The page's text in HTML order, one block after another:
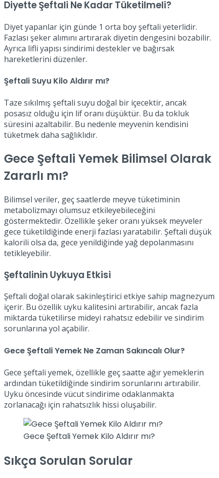
Diyette Şeftali Ne Kadar Tüketilmeli?
Diyet yapanlar için günde 1 orta boy şeftali yeterlidir.
Fazlası şeker alımını artırarak diyetin dengesini bozabilir.
Ayrıca lifli yapısı sindirimi destekler ve bağırsak
hareketlerini düzenler.
Şeftali Suyu Kilo Aldırır mı?
Taze sıkılmış şeftali suyu doğal bir içecektir, ancak
posasız olduğu için lif oranı düşüktür. Bu da tokluk
süresini azaltabilir. Bu nedenle meyvenin kendisini
tüketmek daha sağlıklıdır.
Gece Şeftali Yemek Bilimsel Olarak
Zararlı mı?
Bilimsel veriler, geç saatlerde meyve tüketiminin
metabolizmayı olumsuz etkileyebileceğini
göstermektedir. Özellikle şeker oranı yüksek meyveler
gece tüketildiğinde enerji fazlası yaratabilir. Şeftali düşük
kalorili olsa da, gece yenildiğinde yağ depolanmasını
tetikleyebilir.
Şeftalinin Uykuya Etkisi
Şeftali doğal olarak sakinleştirici etkiye sahip magnezyum
içerir. Bu özellik uyku kalitesini artırabilir, ancak fazla
miktarda tüketilirse mideyi rahatsız edebilir ve sindirim
sorunlarına yol açabilir.
Gece Şeftali Yemek Ne Zaman Sakıncalı Olur?
Gece şeftali yemek, özellikle geç saatte ağır yemeklerin
ardından tüketildiğinde sindirim sorunlarını artırabilir.
Uyku öncesinde vücut sindirime odaklanmakta
zorlanacağı için rahatsızlık hissi oluşabilir.
Gece Şeftali Yemek Kilo Aldırır mı?
Sıkça Sorulan Sorular